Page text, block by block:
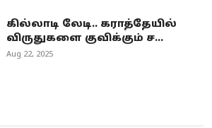
கில்லாடி லேடி.. கராத்தேயில்
விருதுகளை குவிக்கும் ச...
Aug 22, 2025